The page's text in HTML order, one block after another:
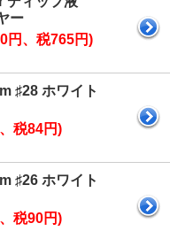
ー
円、税765円)
♯28 ホワイト
税84円)
♯26 ホワイト
税90円)